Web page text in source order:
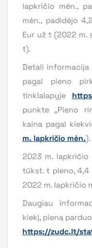
lapkričio mėn.,
mėn., padidėjo
Eur už t (2022 m.
t).
Detali
pagal pieno
tinklalapyje
punkte „Pieno
kaina pagal
m. lapkričio mėn.).
2023 m.
tūkst. t pieno, 4,4
2022 m. lapkričio
Daugiau
kiekį, pieną
https://zudc.lt/